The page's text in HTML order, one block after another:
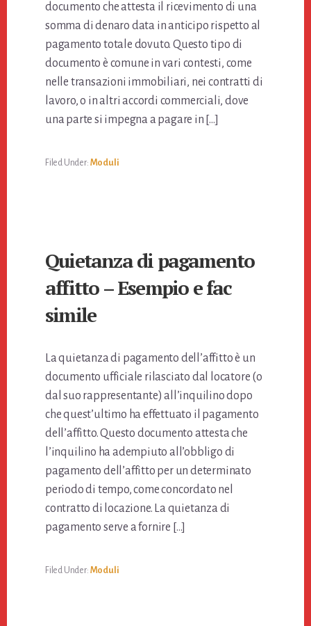
documento che attesta il ricevimento di una
somma di denaro data in anticipo rispetto al
pagamento totale dovuto. Questo tipo di
documento è comune in vari contesti, come
nelle transazioni immobiliari, nei contratti di
lavoro, o in altri accordi commerciali, dove
una parte si impegna a pagare in […]
Filed Under: Moduli
Quietanza di pagamento
affitto – Esempio e fac
simile
La quietanza di pagamento dell’affitto è un
documento ufficiale rilasciato dal locatore (o
dal suo rappresentante) all’inquilino dopo
che quest’ultimo ha effettuato il pagamento
dell’affitto. Questo documento attesta che
l’inquilino ha adempiuto all’obbligo di
pagamento dell’affitto per un determinato
periodo di tempo, come concordato nel
contratto di locazione. La quietanza di
pagamento serve a fornire […]
Filed Under: Moduli